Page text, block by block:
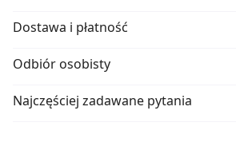
Dostawa i płatność
Odbiór osobisty
Najczęściej zadawane pytania